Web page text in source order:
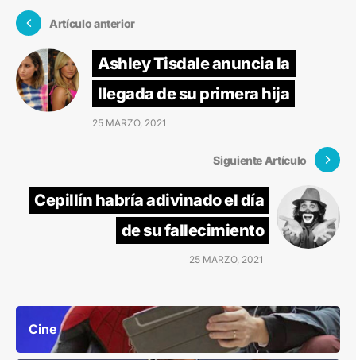
Artículo anterior
Ashley Tisdale anuncia la
llegada de su primera hija
25 MARZO, 2021
Siguiente Artículo
Cepillín habría adivinado el día
de su fallecimiento
25 MARZO, 2021
Cine